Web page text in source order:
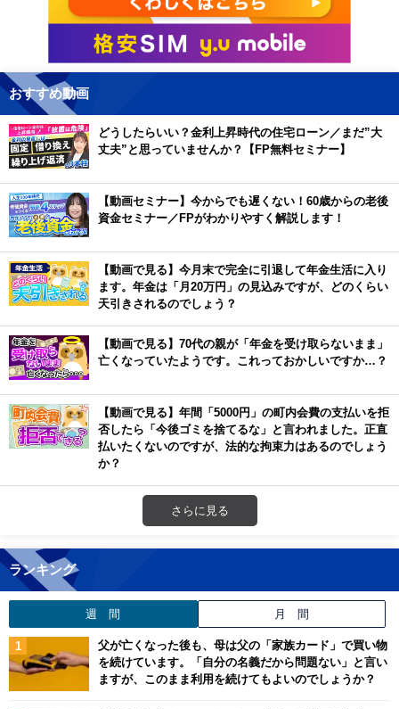
おすすめ動画
どうしたらいい？金利上昇時代の住宅ローン／まだ”大
丈夫”と思っていませんか？【FP無料セミナー】
【動画セミナー】今からでも遅くない！60歳からの老後
資金セミナー／FPがわかりやすく解説します！
【動画で見る】今月末で完全に引退して年金生活に入り
ます。年金は「月20万円」の見込みですが、どのくらい
天引きされるのでしょう？
【動画で見る】70代の親が「年金を受け取らないまま」
亡くなっていたようです。これっておかしいですか…？
【動画で見る】年間「5000円」の町内会費の支払いを拒
否したら「今後ゴミを捨てるな」と言われました。正直
払いたくないのですが、法的な拘束力はあるのでしょう
か？
さらに見る
ランキング
週 間 月 間
父が亡くなった後も、母は父の「家族カード」で買い物
を続けています。「自分の名義だから問題ない」と言い
ますが、このまま利用を続けてもよいのでしょうか？